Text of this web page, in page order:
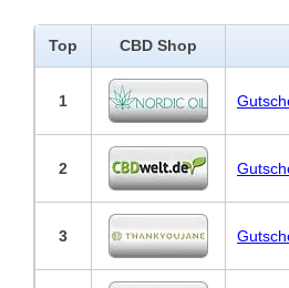
Top CBD Shop
1
2
3